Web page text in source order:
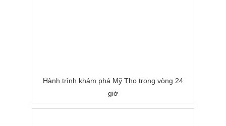
Hành trình khám phá Mỹ Tho trong vòng 24
giờ